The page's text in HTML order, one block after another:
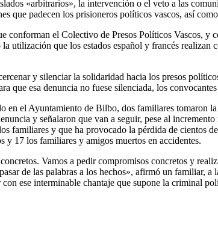
«arbitrarios», la intervención o el veto a las
que padecen los prisioneros políticos vascos, así
conforman el Colectivo de Presos Políticos Vascos,
utilización que los estados español y francés
y silenciar la solidaridad hacia los presos
que esa denuncia no fuese silenciada, los
en el Ayuntamiento de Bilbo, dos familiares tomaron
y señalaron que van a seguir, pese al
familiares y que ha provocado la pérdida de
y 17 los familiares y amigos muertos en accidentes.
Vamos a pedir compromisos concretos y
de las palabras a los hechos», afirmó un familiar,
con ese interminable chantaje que supone la criminal